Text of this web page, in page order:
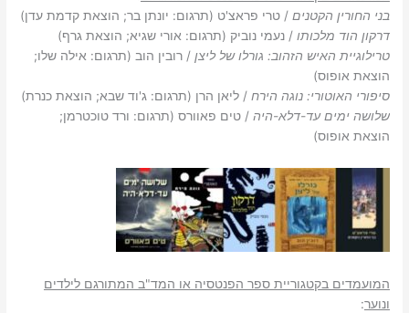
בני החורין הקטנים / טרי פראצ'ט (תרגום: יונתן בר; הוצאת קדמת עדן)
דרקון הוד מלכותו / נעמי נוביק (תרגום: אורי שגיא; הוצאת גרף)
טרילוגיית האיש הזהוב: גורלו של ליצן / רובין הוב (תרגום: אילה שלו;
הוצאת אופוס)
סיפורי האוטורי: נוגה הירח / ליאן הרן (תרגום: ג'וד שבא; הוצאת כנרת)
שלושה ימים עד-דלא-היה / טים פאוורס (תרגום: ורד טוכטרמן;
הוצאת אופוס)
המועמדים בקטגוריית ספר הפנטסיה או המד"ב המתורגם לילדים
ונוער: